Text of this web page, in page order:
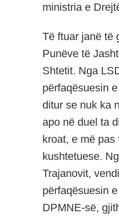
ministria e
Të ftuar janë të
Punëve të
Shtetit. Nga
përfaqësuesin
ditur se nuk ka
apo në duel ta
kroat, e më
kushtetuese.
Trajanovit,
përfaqësuesin
DPMNE-së,